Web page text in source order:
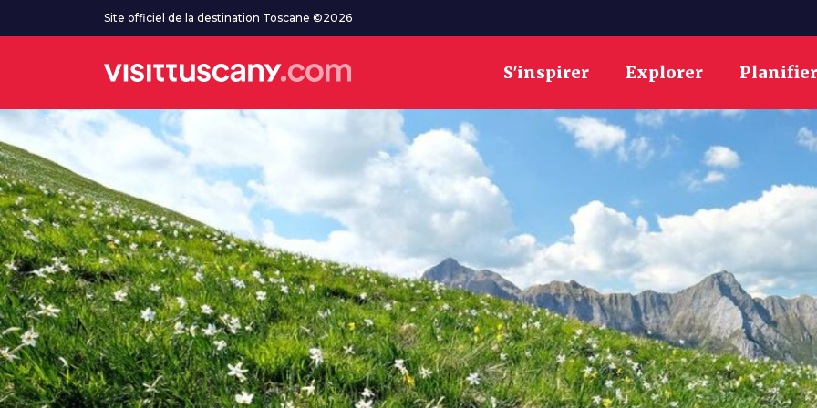
Aller au contenu principalSite officiel de la destination Toscane ©2026
S'inspirer Explorer Planifier